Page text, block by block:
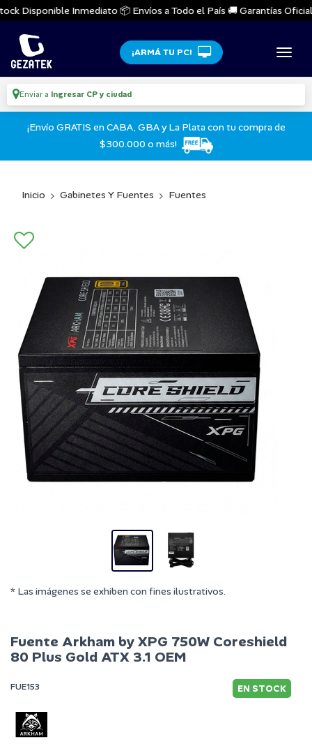
Disponible Inmediato 📦 Envíos a Todo el País 🚚 Garantías
¡ARMÁ TU PC!
Enviar a Ingresar CP y ciudad
¡Envío GRATIS en CABA, GBA y La Plata con tu compra de
$300.000 o más!
Inicio Gabinetes Y Fuentes Fuentes
* Las imágenes se exhiben con fines ilustrativos.
Fuente Arkham by XPG 750W Coreshield
80 Plus Gold ATX 3.1 OEM
FUE153 EN STOCK